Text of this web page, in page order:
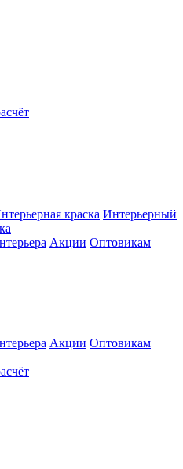
краска Интерьерный
Акции Оптовикам
Акции Оптовикам